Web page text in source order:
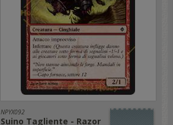
NPYX092
Suino Tagliente - Razor